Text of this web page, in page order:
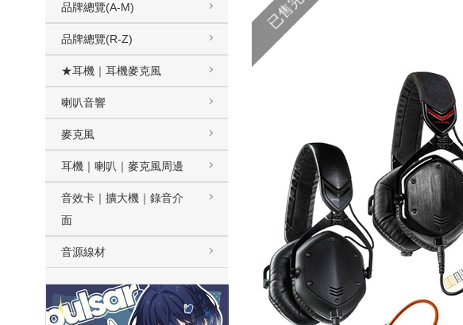
品牌總覽(A-M)
品牌總覽(R-Z)
★耳機｜耳機麥克風
喇叭音響
麥克風
耳機｜喇叭｜麥克風周邊
音效卡｜擴大機｜錄音介
面
音源線材
已售完